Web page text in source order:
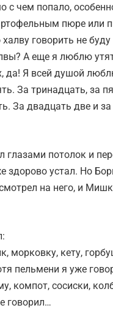
чем попало,
пюре или
говорить не
А еще я люблю
да! Я всей душой
За тринадцать, за
За двадцать две и
глазами потолок и
здорово устал. Но
на него, и
морковку, кету,
пельмени я уже
компот, сосиски,
говорил…